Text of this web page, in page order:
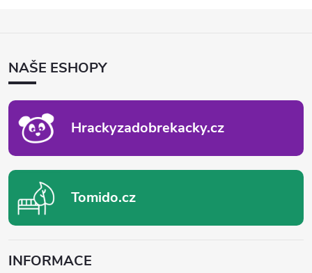
ANAŠE ESHOPY
Hrackyzadobrekacky.cz
Tomido.cz
INFORMACE